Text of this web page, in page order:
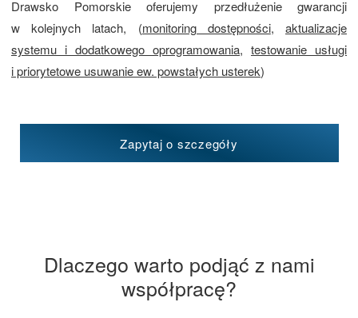
Drawsko Pomorskie oferujemy przedłużenie gwarancji
w kolejnych latach, (monitoring dostępności,aktualizacje
systemu i dodatkowego oprogramowania, testowanie usługi
i priorytetowe usuwanie ew. powstałych usterek)
Zapytaj o szczegóły
Dlaczego warto podjąć z nami
współpracę?